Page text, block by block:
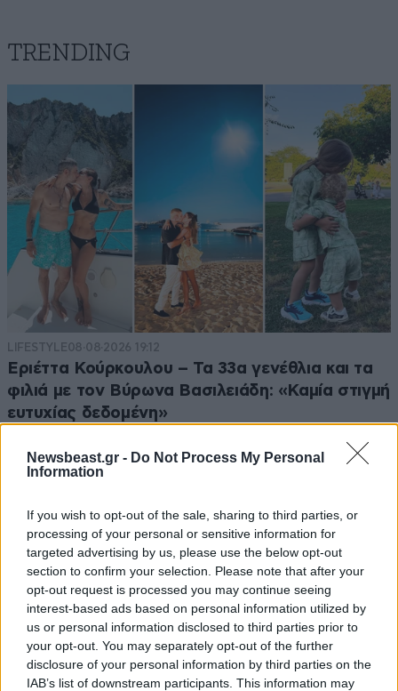
Newsbeast.gr - Do Not Process My Personal
Information
If you wish to opt-out of the sale, sharing to third parties, or
processing of your personal or sensitive information for
targeted advertising by us, please use the below opt-out
section to confirm your selection. Please note that after your
opt-out request is processed you may continue seeing
interest-based ads based on personal information utilized by
us or personal information disclosed to third parties prior to
your opt-out. You may separately opt-out of the further
disclosure of your personal information by third parties on the
IAB’s list of downstream participants. This information may
TRENDING
LIFESTYLE08·08·2026 19:12
Εριέττα Κούρκουλου – Τα 33α γενέθλια και τα
φιλιά με τον Βύρωνα Βασιλειάδη: «Καμία στιγμή
ευτυχίας δεδομένη»